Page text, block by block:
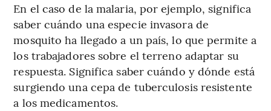
En el caso de la malaria, por ejemplo, significa
saber cuándo una especie invasora de
mosquito ha llegado a un país, lo que permite a
los trabajadores sobre el terreno adaptar su
respuesta. Significa saber cuándo y dónde está
surgiendo una cepa de tuberculosis resistente
a los medicamentos.